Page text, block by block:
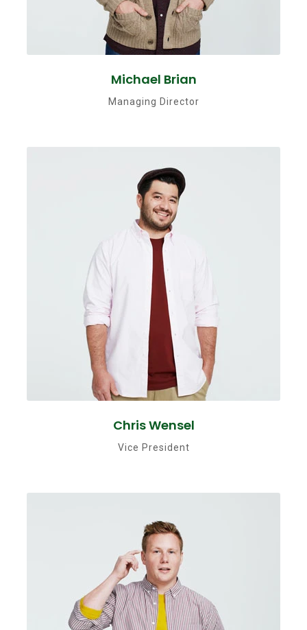
Michael Brian
Managing Director
Chris Wensel
Vice President